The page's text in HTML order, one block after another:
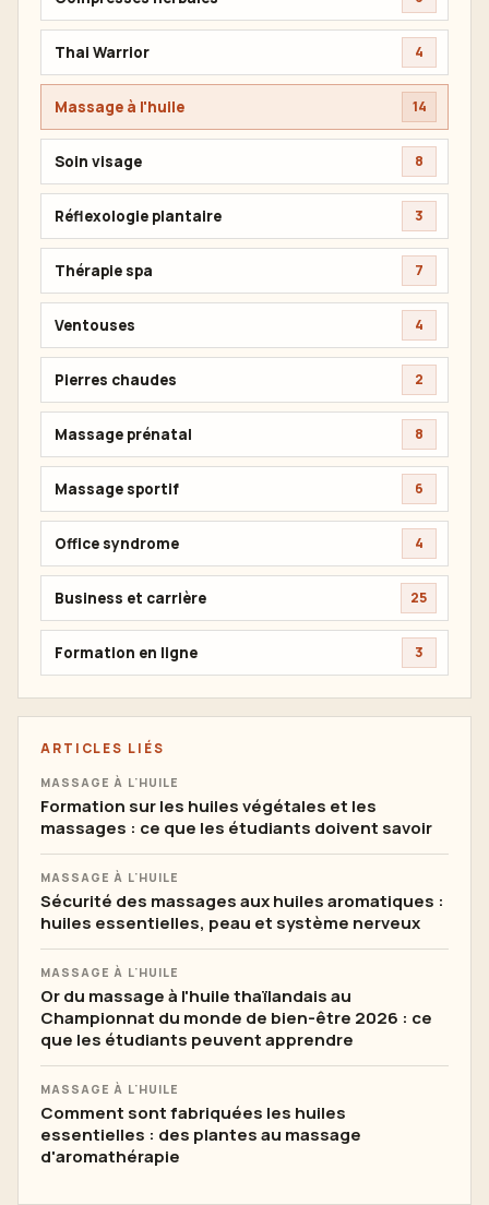
Thai Warrior 4
Massage à l'huile 14
Soin visage 8
Réflexologie plantaire 3
Thérapie spa 7
Ventouses 4
Pierres chaudes 2
Massage prénatal 8
Massage sportif 6
Office syndrome 4
Business et carrière 25
Formation en ligne 3
ARTICLES LIÉS
MASSAGE À L'HUILE
Formation sur les huiles végétales et les
massages : ce que les étudiants doivent savoir
MASSAGE À L'HUILE
Sécurité des massages aux huiles aromatiques :
huiles essentielles, peau et système nerveux
MASSAGE À L'HUILE
Or du massage à l'huile thaïlandais au
Championnat du monde de bien-être 2026 : ce
que les étudiants peuvent apprendre
MASSAGE À L'HUILE
Comment sont fabriquées les huiles
essentielles : des plantes au massage
d'aromathérapie